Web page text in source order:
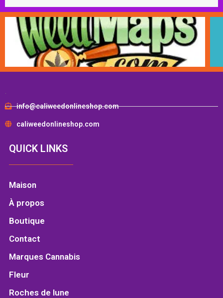
.
info@caliweedonlineshop.com
caliweedonlineshop.com
QUICK LINKS
Maison
À propos
Boutique
Contact
Marques Cannabis
Fleur
Roches de lune